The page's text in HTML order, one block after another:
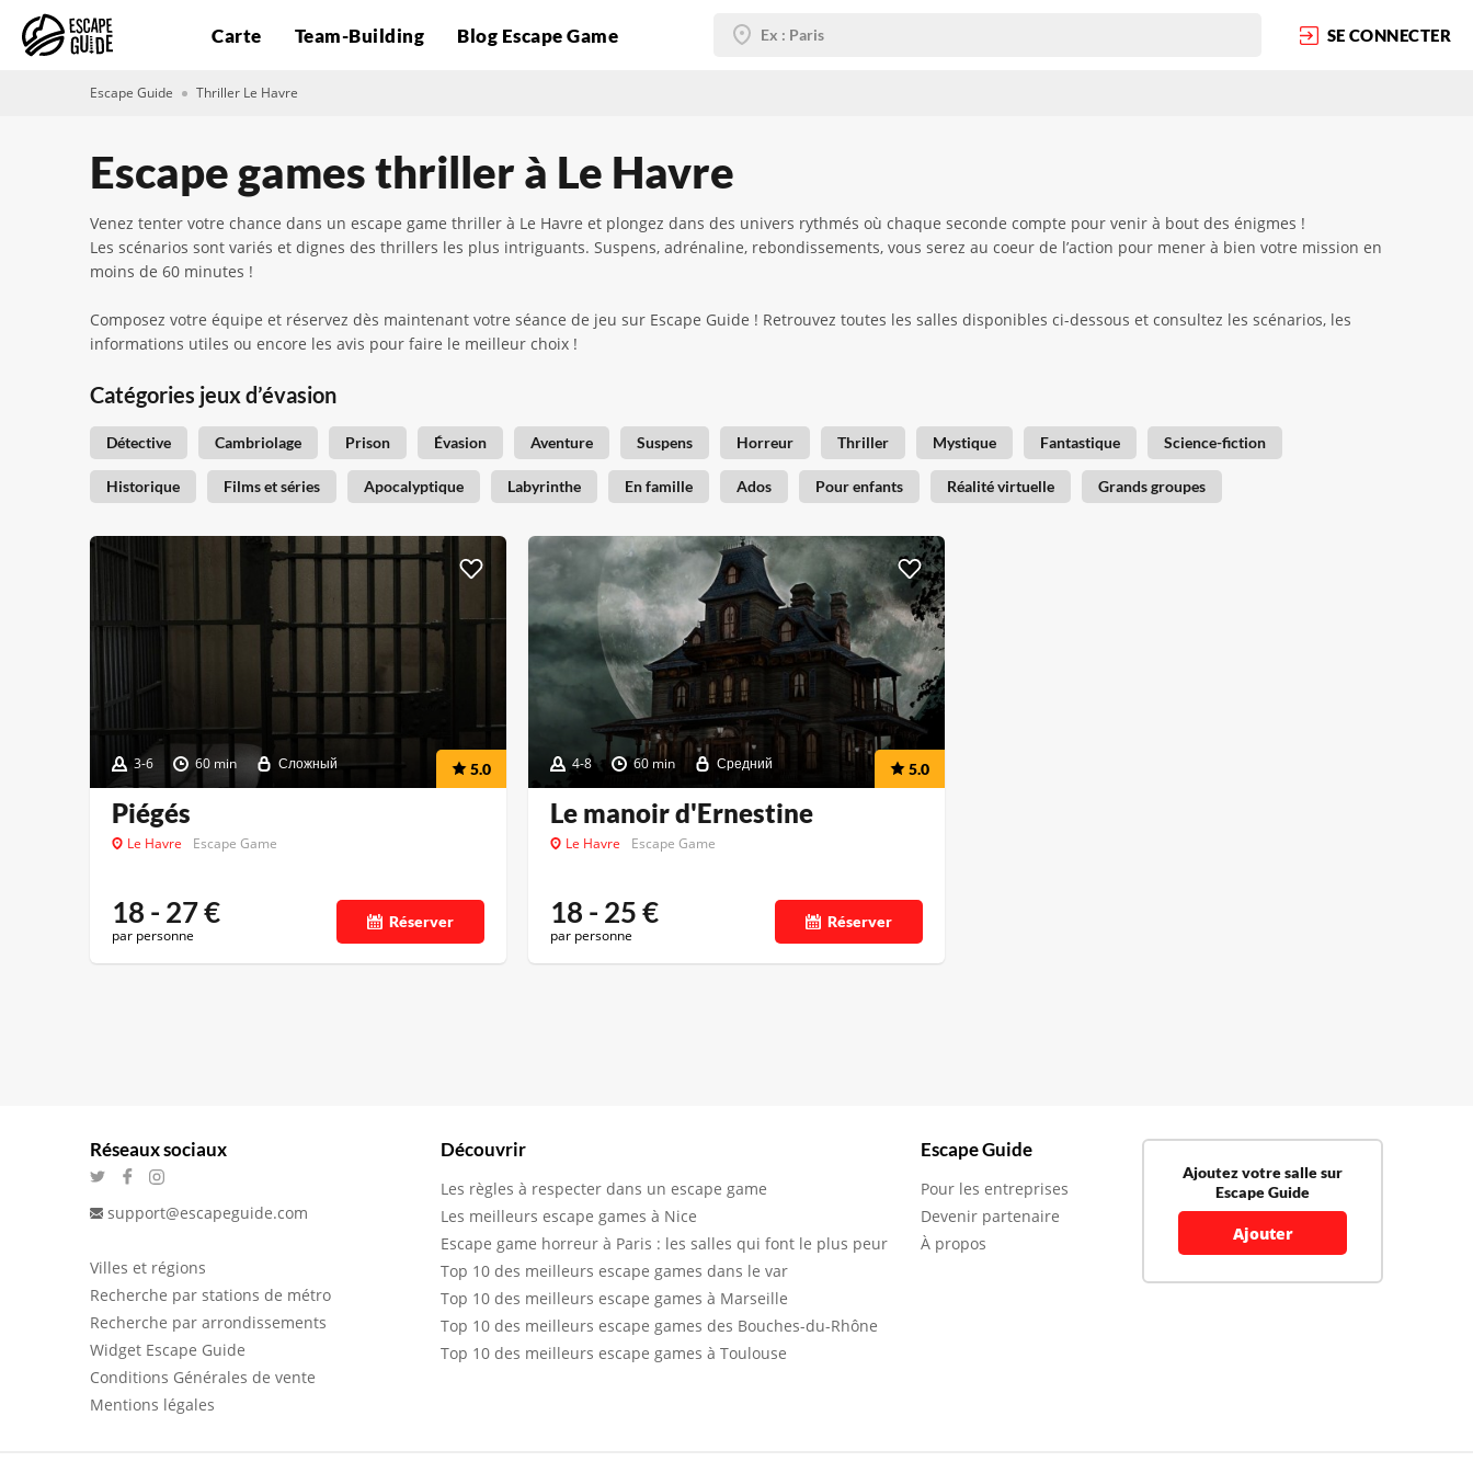
Carte Team-Building Blog Escape Game SE CONNECTER
Escape Guide Thriller Le Havre
Escape games thriller à Le Havre
Venez tenter votre chance dans un escape game thriller à Le Havre et plongez dans des univers rythmés où chaque seconde compte pour venir à bout des énigmes !
Les scénarios sont variés et dignes des thrillers les plus intriguants. Suspens, adrénaline, rebondissements, vous serez au coeur de l’action pour mener à bien votre mission en
moins de 60 minutes !
Composez votre équipe et réservez dès maintenant votre séance de jeu sur Escape Guide ! Retrouvez toutes les salles disponibles ci-dessous et consultez les scénarios, les
informations utiles ou encore les avis pour faire le meilleur choix !
Catégories jeux d’évasion
Détective Cambriolage Prison Évasion Aventure Suspens Horreur Thriller Mystique Fantastique Science-fiction
Historique Films et séries Apocalyptique Labyrinthe En famille Ados Pour enfants Réalité virtuelle Grands groupes
3-6 60 min Сложный 5.0
Piégés
Le Havre Escape Game
18 - 27€
par personne
Réserver
4-8 60 min Средний 5.0
Le manoir d'Ernestine
Le Havre Escape Game
18 - 25€
par personne
Réserver
Réseaux sociaux
support@escapeguide.com
Villes et régions
Recherche par stations de métro
Recherche par arrondissements
Widget Escape Guide
Conditions Générales de vente
Mentions légales
Découvrir
Les règles à respecter dans un escape game
Les meilleurs escape games à Nice
Escape game horreur à Paris : les salles qui font le plus peur
Top 10 des meilleurs escape games dans le var
Top 10 des meilleurs escape games à Marseille
Top 10 des meilleurs escape games des Bouches-du-Rhône
Top 10 des meilleurs escape games à Toulouse
Escape Guide
Pour les entreprises
Devenir partenaire
À propos
Ajoutez votre salle sur
Escape Guide
Ajouter